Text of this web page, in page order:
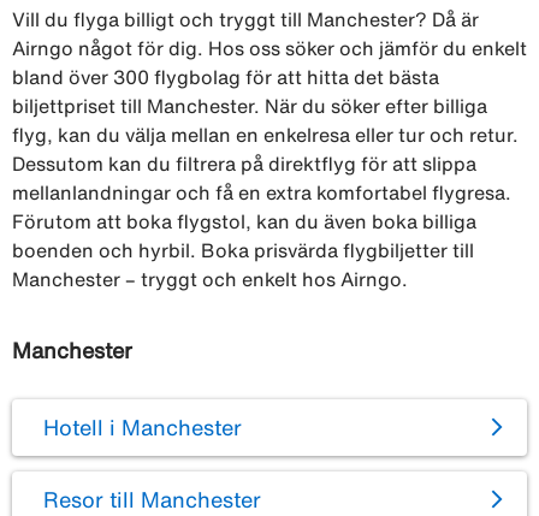
Vill du flyga billigt och tryggt till Manchester? Då är
Airngo något för dig. Hos oss söker och jämför du enkelt
bland över 300 flygbolag för att hitta det bästa
biljettpriset till Manchester. När du söker efter billiga
flyg, kan du välja mellan en enkelresa eller tur och retur.
Dessutom kan du filtrera på direktflyg för att slippa
mellanlandningar och få en extra komfortabel flygresa.
Förutom att boka flygstol, kan du även boka billiga
boenden och hyrbil. Boka prisvärda flygbiljetter till
Manchester – tryggt och enkelt hos Airngo.
Manchester
Hotell i Manchester
Resor till Manchester